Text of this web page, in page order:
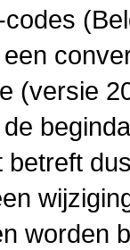
(versie
betreft
worden